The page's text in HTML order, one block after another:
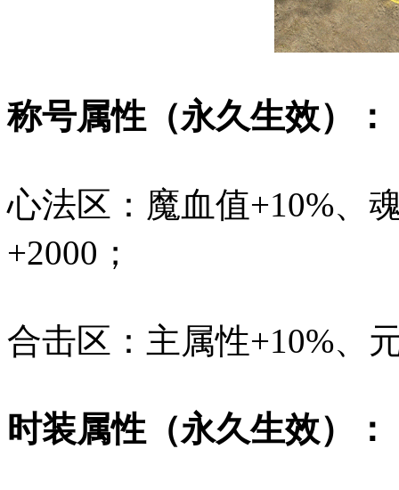
称号属性（永久生效）：
心法区：魔血值+10%、
+2000；
合击区：主属性+10%、
时装属性（永久生效）：